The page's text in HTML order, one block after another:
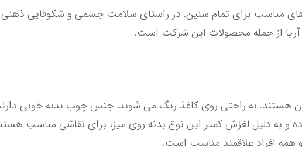
از جمله محصولات این شرکت است.
همه افراد علاقمند مناسب است.